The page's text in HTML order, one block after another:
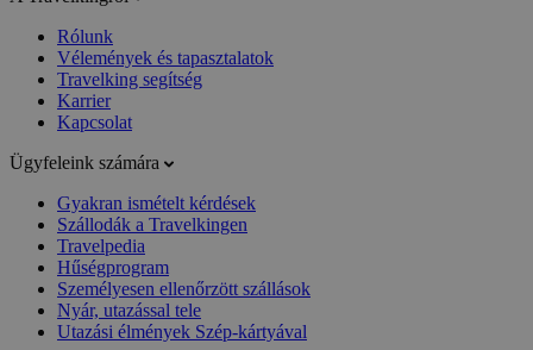
Rólunk
Vélemények és tapasztalatok
Travelking segítség
Karrier
Kapcsolat
Ügyfeleink számára
Gyakran ismételt kérdések
Szállodák a Travelkingen
Travelpedia
Hűségprogram
Személyesen ellenőrzött szállások
Nyár, utazással tele
Utazási élmények Szép-kártyával